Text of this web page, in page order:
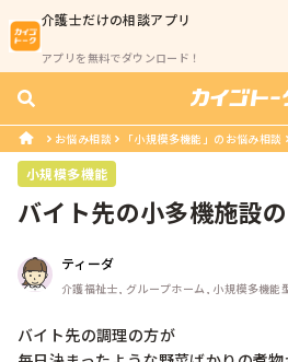
介護士だけの相談アプリ
アプリを無料でダウンロード！
お悩み相談 「小規模多機能」のお悩み相談
小規模多機能
バイト先の小多機施設
ティーダ
介護福祉士, グループホーム, 小規模多機能
バイト先の調理の方が